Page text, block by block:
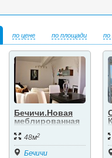
по цене по площади по
Бечичи.Новая
меблированная
48м2
Бечичи